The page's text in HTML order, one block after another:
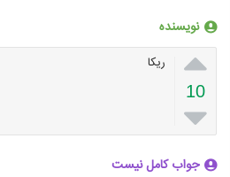
نویسنده

10

ریکا
جواب کامل نیست